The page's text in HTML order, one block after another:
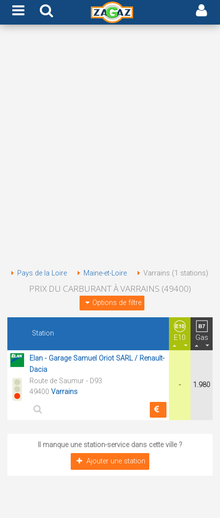
Pays de la Loire Maine-et-Loire Varrains (1 stations)
PRIX DU CARBURANT À VARRAINS (49400)
Options de filtre
Station
E10 Gas
Elan - Garage Samuel Oriot SARL / Renault-
Dacia
Route de Saumur - D93
49400 Varrains
- 1.980
Il manque une station-service dans cette ville ?
Ajouter une station